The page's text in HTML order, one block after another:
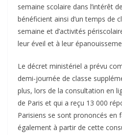
semaine scolaire dans l’intérêt
bénéficient ainsi d’un temps de
semaine et d’activités
leur éveil et à leur
Le décret ministériel a prévu
demi-journée de classe
plus, lors de la consultation en
de Paris et qui a reçu 13 000
Parisiens se sont prononcés en
également à partir de cette